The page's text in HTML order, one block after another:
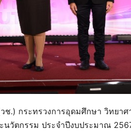
.) กระทรวงการอุดมศึกษา วิทยาศ
วัตกรรม ประจำปีงบประมาณ